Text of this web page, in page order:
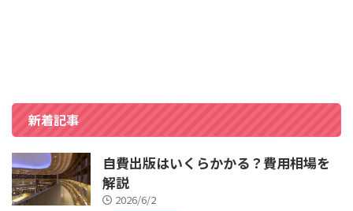
新着記事
自費出版はいくらかかる？費用相場を
解説
2026/6/2